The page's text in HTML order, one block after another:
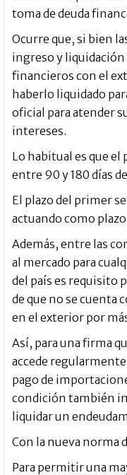
toma de deuda
Ocurre que, si bien
ingreso y
financieros con el
haberlo liquidado
oficial para atender
intereses.
Lo habitual es que
entre 90 y 180 días
El plazo del primer
actuando como
Además, entre las
al mercado para
del país es requisito
de que no se cuenta
en el exterior por
Así, para una firma
accede
pago de
condición también
liquidar un
Con la nueva norma
Para permitir una